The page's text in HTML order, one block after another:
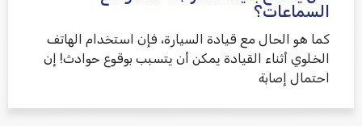
السماعات؟
كما هو الحال مع قيادة السيارة، فإن استخدام الهاتف
الخلوي أثناء القيادة يمكن أن يتسبب بوقوع حوادث! إن
احتمال إصابة